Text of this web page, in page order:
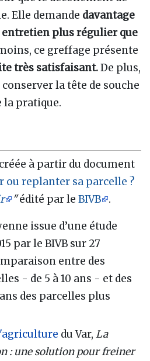
Elle demande davantage
plus régulier que
ce greffage présente
très satisfaisant.De plus,
conserver la tête de souche
la pratique.
à partir du document
ou replanter sa parcelle ?
"édité par leBIVB .
issue d’une étude
par le BIVB sur 27
entre des
- de 5 à 10 ans - et des
des parcelles plus
du Var,La
: une solution pour freiner